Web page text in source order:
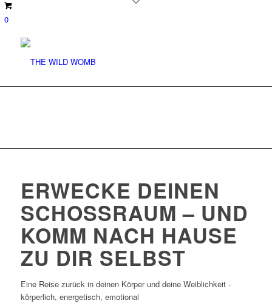
0
ERWECKE DEINEN
SCHOSSRAUM – UND K
OMM NACH HAUSE Z
U DIR SELBST
Eine Reise zurück in deinen Körper und deine Weiblichkeit -
körperlich, energetisch, emotional